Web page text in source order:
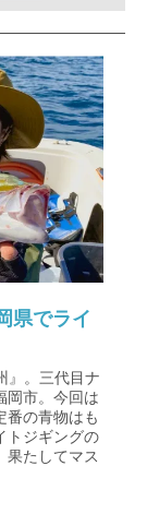
県でライ
』。三代目ナ
岡市。今回は
番の青物はも
トジギングの
果たしてマス